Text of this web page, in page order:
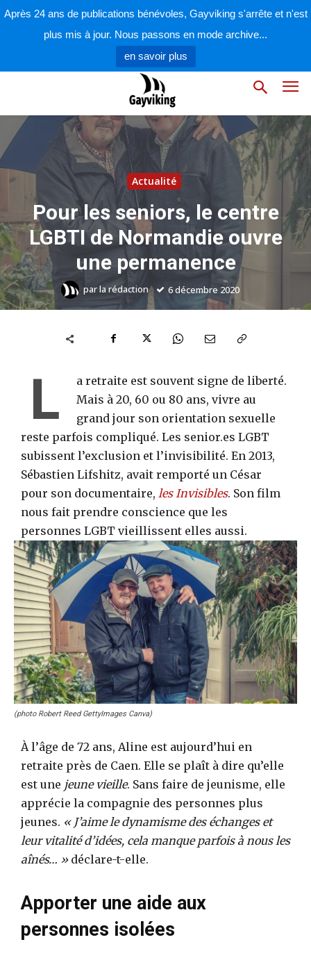
Après 24 ans de publications bénévoles, Gayviking s'arrête et n'est
plus mis à jour. Nous passons en mode archive...
en savoir plus
Actualité
Pour les seniors, le centre
LGBTI de Normandie ouvre
une permanence
parla rédaction 6 décembre 2020
L
a retraite est souvent signe de liberté.
Mais à 20, 60 ou 80 ans, vivre au
grand jour son orientation sexuelle
reste parfois compliqué. Les senior.es LGBT
subissent l’exclusion et l’invisibilité. En 2013,
Sébastien Lifshitz, avait remporté un César
pour son documentaire, les Invisibles. Son film
nous fait prendre conscience que les
personnes LGBT vieillissent elles aussi.
(photo Robert Reed GettyImages Canva)
À l’âge de 72 ans, Aline est aujourd’hui en
retraite près de Caen. Elle se plaît à dire qu’elle
est une jeune vieille. Sans faire de jeunisme, elle
apprécie la compagnie des personnes plus
jeunes. « J’aime le dynamisme des échanges et
leur vitalité d’idées, cela manque parfois à nous les
aînés… » déclare-t-elle.
Apporter une aide aux
personnes isolées